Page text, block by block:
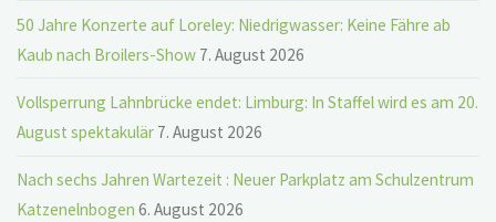
50 Jahre Konzerte auf Loreley: Niedrigwasser: Keine Fähre ab
Kaub nach Broilers-Show 7. August 2026
Vollsperrung Lahnbrücke endet: Limburg: In Staffel wird es am 20.
August spektakulär 7. August 2026
Nach sechs Jahren Wartezeit : Neuer Parkplatz am Schulzentrum
Katzenelnbogen 6. August 2026